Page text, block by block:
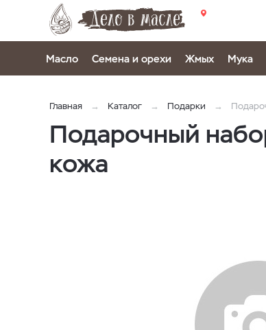
Масло Семена и орехи Жмых Мука
Главная Каталог Подарки
Подарочный
кожа